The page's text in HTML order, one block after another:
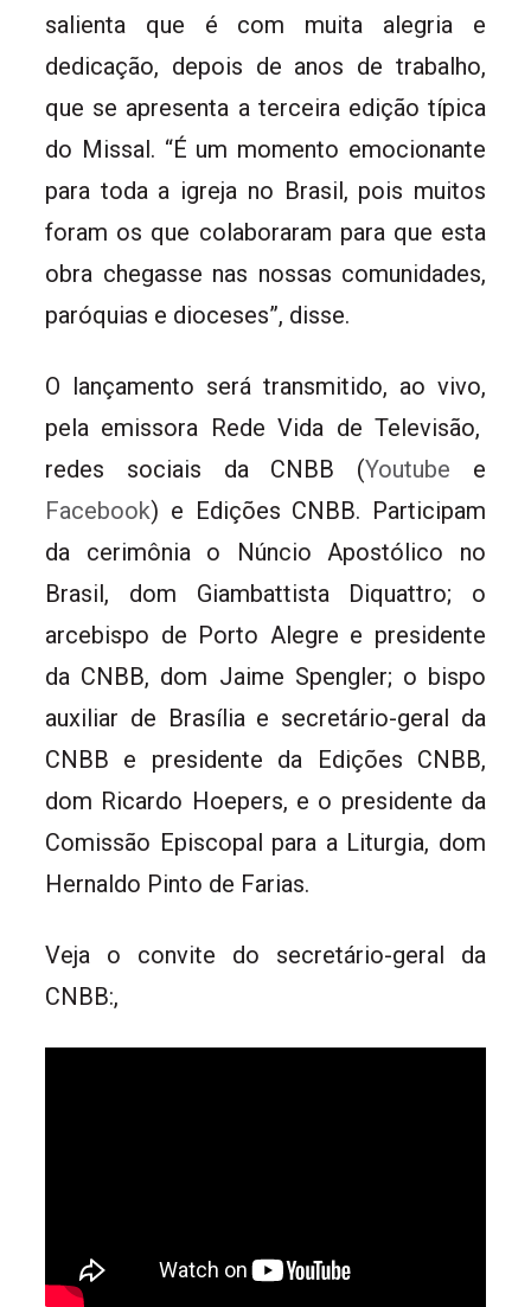
salienta que é com muita alegria e
dedicação, depois de anos de trabalho,
que se apresenta a terceira edição típica
do Missal. “É um momento emocionante
para toda a igreja no Brasil, pois muitos
foram os que colaboraram para que esta
obra chegasse nas nossas comunidades,
paróquias e dioceses”, disse.
O lançamento será transmitido, ao vivo,
pela emissora Rede Vida de Televisão,
redes sociais da CNBB (Youtube e
Facebook) e Edições CNBB. Participam
da cerimônia o Núncio Apostólico no
Brasil, dom Giambattista Diquattro; o
arcebispo de Porto Alegre e presidente
da CNBB, dom Jaime Spengler; o bispo
auxiliar de Brasília e secretário-geral da
CNBB e presidente da Edições CNBB,
dom Ricardo Hoepers, e o presidente da
Comissão Episcopal para a Liturgia, dom
Hernaldo Pinto de Farias.
Veja o convite do secretário-geral da
CNBB:,